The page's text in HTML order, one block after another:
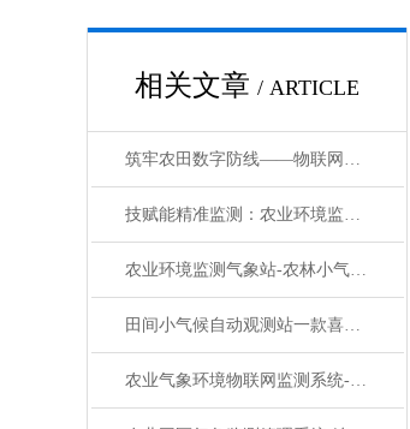
相关文章 / ARTICLE
筑牢农田数字防线——物联网气象监测系统助力现代农业提质增效
技赋能精准监测：农业环境监测总站绘就农业绿色发展新图景
农业环境监测气象站-农林小气候监测系统：应对不好天气，给作物撑起防护伞
田间小气候自动观测站一款喜从天降的田间小气候自动观测站#2024已更新
农业气象环境物联网监测系统--农业气象环境物联网监测系统2024已更新